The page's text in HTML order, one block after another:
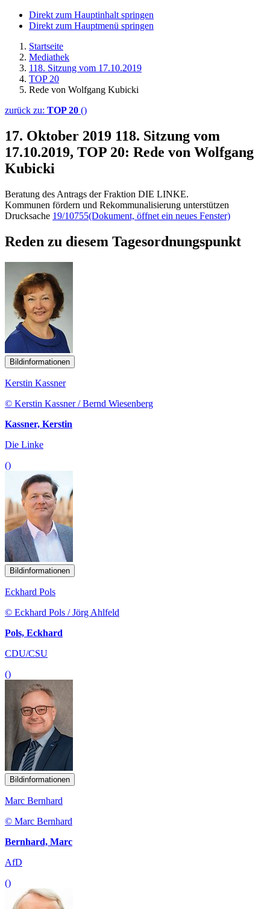
Direkt zum Hauptinhalt springen
Direkt zum Hauptmenü springen
Startseite
Mediathek
118. Sitzung vom 17.10.2019
TOP 20
Rede von Wolfgang Kubicki
zurück zu: TOP 20 ()
17. Oktober 2019 118. Sitzung vom
17.10.2019, TOP 20: Rede von Wolfgang
Kubicki
Beratung des Antrags der Fraktion DIE LINKE.
Kommunen fördern und Rekommunalisierung unterstützen
Drucksache 19/10755(Dokument, öffnet ein neues Fenster)
Reden zu diesem Tagesordnungspunkt
Bildinformationen
Kerstin Kassner
© Kerstin Kassner / Bernd Wiesenberg
Kassner, Kerstin
Die Linke
()
Bildinformationen
Eckhard Pols
© Eckhard Pols / Jörg Ahlfeld
Pols, Eckhard
CDU/CSU
()
Bildinformationen
Marc Bernhard
© Marc Bernhard
Bernhard, Marc
AfD
()